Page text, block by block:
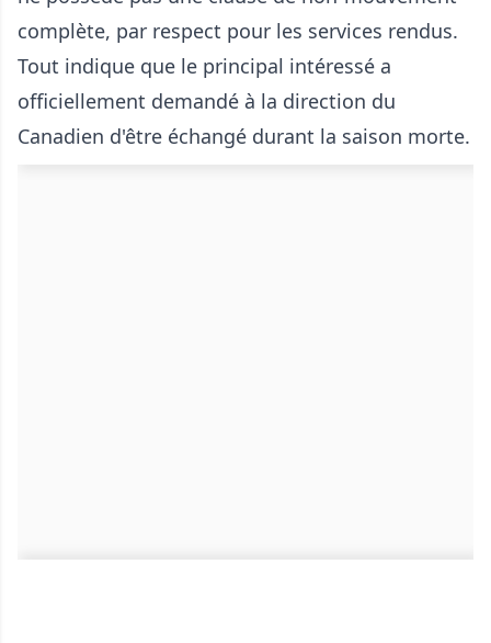
complète, par respect pour les services rendus.
Tout indique que le principal intéressé a
officiellement demandé à la direction du
Canadien d'être échangé durant la saison morte.